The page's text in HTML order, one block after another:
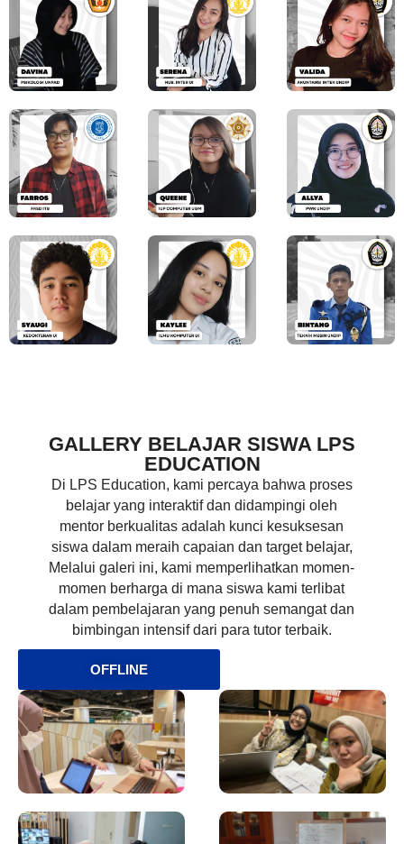
GALLERY BELAJAR SISWA LPS
EDUCATION
Di LPS Education, kami percaya bahwa proses
belajar yang interaktif dan didampingi oleh
mentor berkualitas adalah kunci kesuksesan
siswa dalam meraih capaian dan target belajar,
Melalui galeri ini, kami memperlihatkan momen-
momen berharga di mana siswa kami terlibat
dalam pembelajaran yang penuh semangat dan
bimbingan intensif dari para tutor terbaik.
OFFLINE